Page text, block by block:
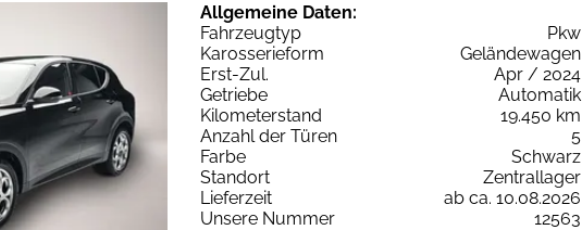
Allgemeine Daten:
Fahrzeugtyp
Pkw
Karosserieform
Geländewagen
Erst-Zul.
Apr / 2024
Getriebe
Automatik
Kilometerstand
19.450 km
Anzahl der Türen
5
Farbe
Schwarz
Standort
Zentrallager
Lieferzeit
ab ca. 10.08.2026
Unsere Nummer
12563